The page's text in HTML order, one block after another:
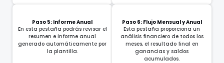
Paso 5: Informe Anual
En esta pestaña podrás revisar el
resumen e informe anual
generado automáticamente por
la plantilla.
Paso 6: Flujo Mensual y Anual
Esta pestaña proporciona un
análisis financiero de todos los
meses, el resultado final en
ganancias y saldos
acumulados.